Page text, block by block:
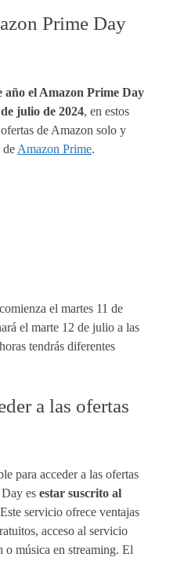
Prime Day
año el Amazon Prime Day
julio de 2024, en estos
de Amazon solo y
de Amazon Prime.
el martes 11 de
el marte 12 de julio a las
tendrás diferentes
a las ofertas
para acceder a las ofertas
es estar suscrito al
servicio ofrece ventajas
acceso al servicio
música en streaming. El